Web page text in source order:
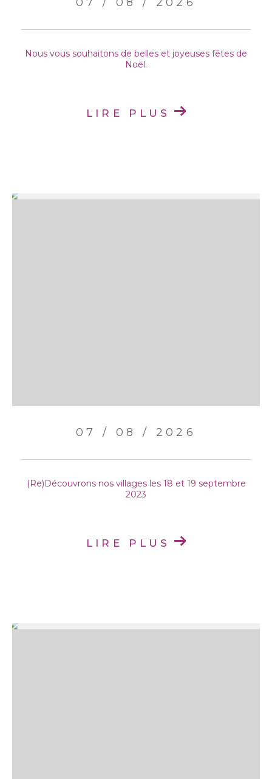
Nous vous souhaitons de belles et joyeuses fêtes de
Noël.
LIRE PLUS
07 / 08 / 2026
(Re)Découvrons nos villages les 18 et 19 septembre
2023
LIRE PLUS